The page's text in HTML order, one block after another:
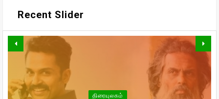
Recent Slider
வாரிசு திரைப்படத்தையும்